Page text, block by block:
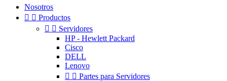
Nosotros
  Productos
  Servidores
HP - Hewlett Packard
Cisco
DELL
Lenovo
  Partes para Servidores